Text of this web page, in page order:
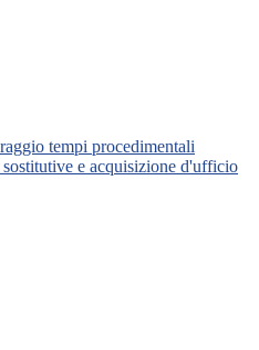
tempi procedimentali
e acquisizione d'ufficio